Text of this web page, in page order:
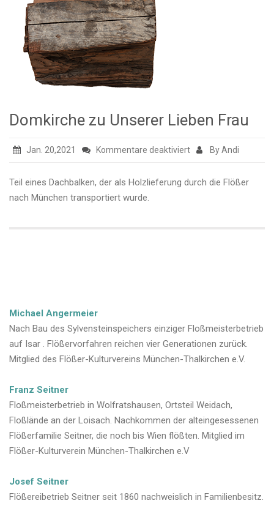
Domkirche zu Unserer Lieben Frau
Jan. 20,2021 Kommentare deaktiviertfür
zu
By Andi
Teil eines Dachbalken, der als Holzlieferung durch die Flößer
nach München transportiert wurde.
Michael Angermeier
Nach Bau des Sylvensteinspeichers einziger Floßmeisterbetrieb
auf Isar . Flößervorfahren reichen vier Generationen zurück.
Mitglied des Flößer-Kulturvereins München-Thalkirchen e.V.
Franz Seitner
Floßmeisterbetrieb in Wolfratshausen, Ortsteil Weidach,
Floßlände an der Loisach. Nachkommen der alteingesessenen
Flößerfamilie Seitner, die noch bis Wien flößten. Mitglied im
Flößer-Kulturverein München-Thalkirchen e.V
Josef Seitner
Flößereibetrieb Seitner seit 1860 nachweislich in Familienbesitz.